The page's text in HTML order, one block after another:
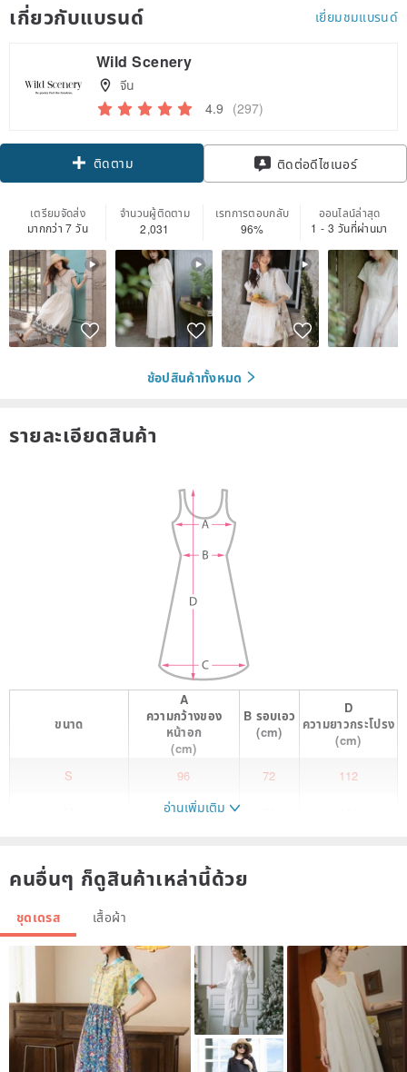
เกี่ยวกับแบรนด์ เยี่ยมชมแบรนด์
Wild Scenery
จีน
4.9 (297)
ติดตาม ติดต่อดีไซเนอร์
เตรียมจัดส่ง
มากกว่า 7 วัน
จำนวนผู้ติดตาม
2,031
เรทการตอบกลับ
96%
ออนไลน์ล่าสุด
1 - 3 วันที่ผ่านมา
ช้อปสินค้าทั้งหมด
รายละเอียดสินค้า
ขนาด
A
ความกว้างของ
หน้าอก
(cm)
B รอบเอว
(cm)
D
ความยาวกระโปรง
(cm)
S 96 72 112
100
Inspired by cascading wisteria blooms.
The floral pattern elegantly unfurls, capturing moments of both
budding anticipation and full, graceful bloom.
The fabric's design mirrors the natural, flowing posture of wisteria
as it drapes.
อ่านเพิ่มเติม
คนอื่นๆ ก็ดูสินค้าเหล่านี้ด้วย
ชุดเดรส เสื้อผ้า